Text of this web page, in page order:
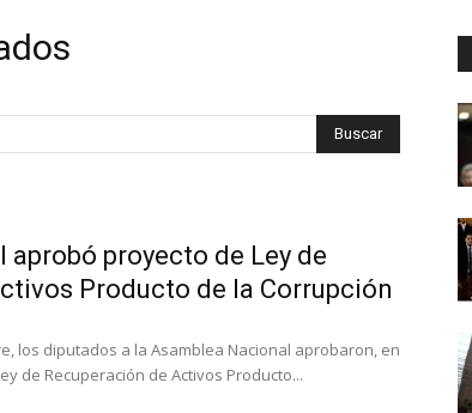
Claras
Digital
proyecto de Ley de
Producto de la Corrupción
los diputados a la Asamblea Nacional aprobaron, en
de Recuperación de Activos Producto...